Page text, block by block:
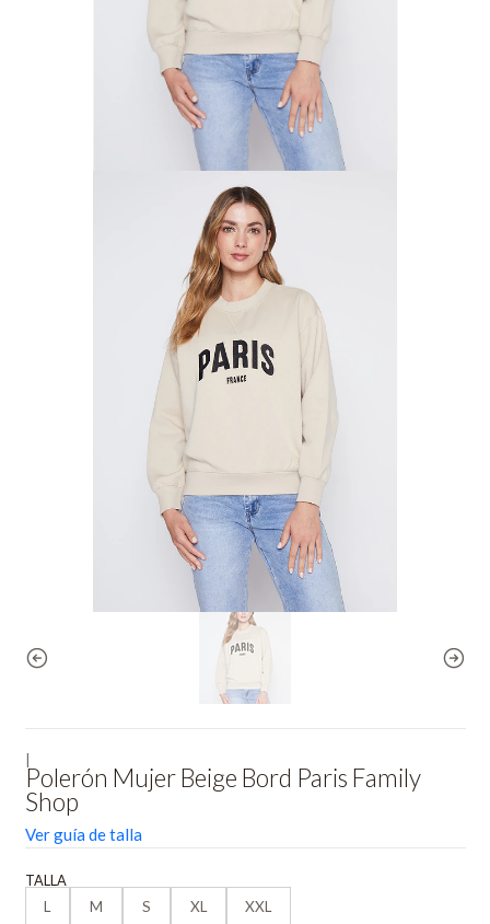
Polerón Mujer Beige Bord Paris Family
Shop
Ver guía de talla
TALLA
L
M S XL XXL